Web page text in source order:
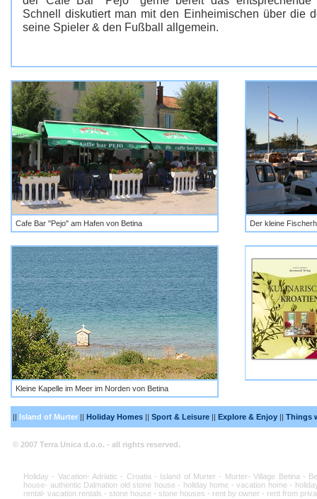
Schnell diskutiert man mit den Einheimischen über die
seine Spieler & den Fußball allgemein.
Cafe Bar "Pejo" am Hafen von Betina
Kleine Kapelle im Meer im Norden von Betina
Der kleine
|| Island of Murter || Holiday Homes || Sport & Leisure || Explore & Enjoy || Things
© 2007 Terra Unica d.o.o. - all rights reserved.
Holiday - Vacation- Adriatic - Croatia - Island of Murter - Murter- Village Betina -
house- authentic Dalmation old stone house - holiday home - vacation home -
rental- vacation rentals - stone house - stone houses - rent by owner - rent from